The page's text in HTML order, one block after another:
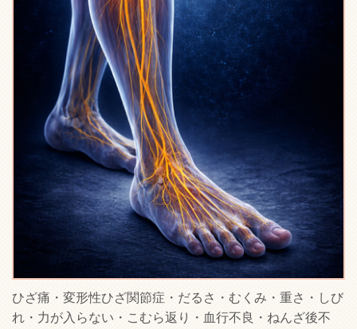
ひざ痛・変形性ひざ関節症・だるさ・むくみ・重さ・しび
れ・力が入らない・こむら返り・血行不良・ねんざ後不